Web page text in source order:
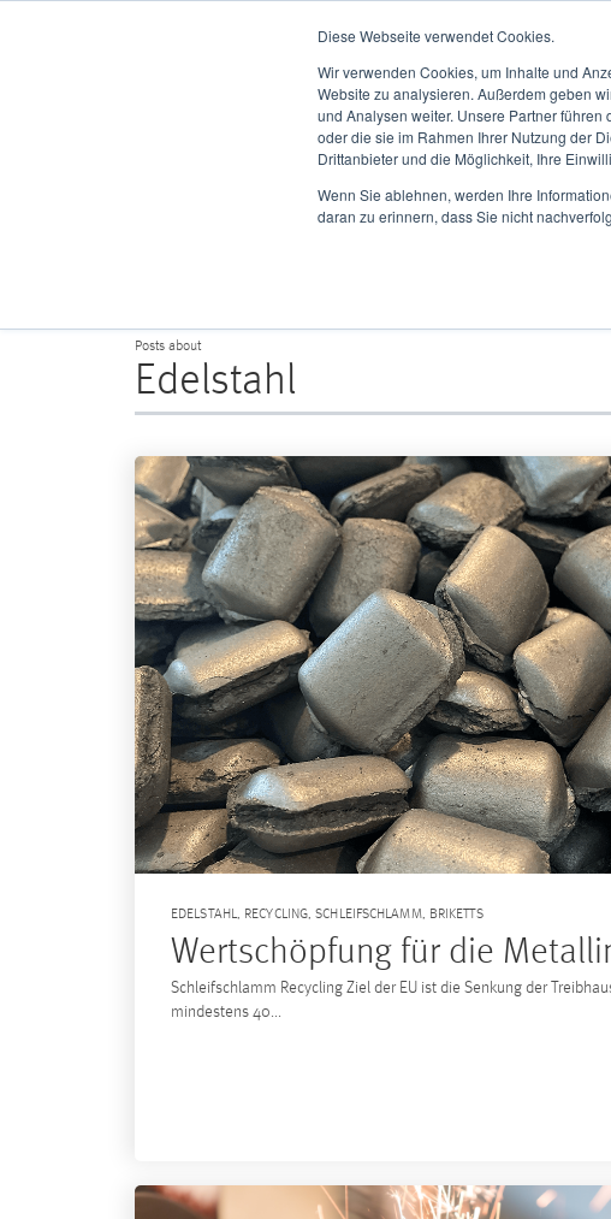
Diese Webseite verwendet Cookies.
Wir verwenden Cookies, um Inhalte und
Website zu analysieren. Außerdem geben
und Analysen weiter. Unsere Partner
oder die sie im Rahmen Ihrer Nutzung der
Drittanbieter und die Möglichkeit, Ihre
Wenn Sie ablehnen, werden Ihre
daran zu erinnern, dass Sie nicht
Posts about
Edelstahl
EDELSTAHL, RECYCLING,SCHLEIFSCHLAMM, BRIKETTS
Wertschöpfung für die
Schleifschlamm Recycling Ziel der EU ist die Senkung der
mindestens 40...